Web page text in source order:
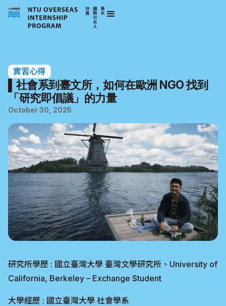
實習心得
▌社會系到臺文所，如何在歐洲 NGO 找到
「研究即倡議」的力量
October 30, 2025
研究所學歷 : 國立臺灣大學 臺灣文學研究所、University of
California, Berkeley – Exchange Student
大學經歷 : 國立臺灣大學 社會學系